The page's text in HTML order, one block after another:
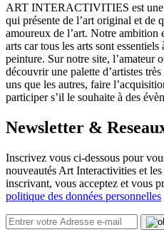
ART INTERACTIVITIES est une
qui présente de l’art original et de
amoureux de l’art. Notre ambition
arts car tous les arts sont
peinture. Sur notre site, l’amateur
découvrir une palette d’artistes
uns que les autres, faire
participer s’il le souhaite à des
Newsletter &
Inscrivez vous ci-dessous pour
nouveautés Art Interactivities et
inscrivant, vous acceptez et vous
politique des données personnelles